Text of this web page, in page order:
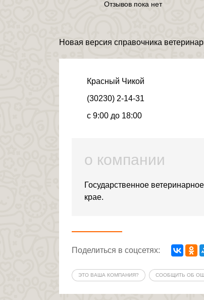
Отзывов пока нет
Новая версия справочника
Красный Чикой
(30230) 2-14-31
с 9:00 до 18:00
о компании
Государственное
крае.
Поделиться в соцсетях:
ЭТО ВАША КОМПАНИЯ? СООБЩИТЬ ОБ